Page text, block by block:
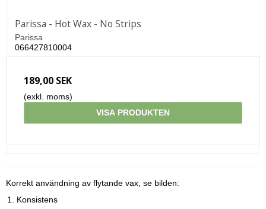
Parissa - Hot Wax - No Strips
Parissa
066427810004
189,00 SEK
(exkl. moms)
VISA PRODUKTEN
Korrekt användning av flytande vax, se bilden:
Konsistens